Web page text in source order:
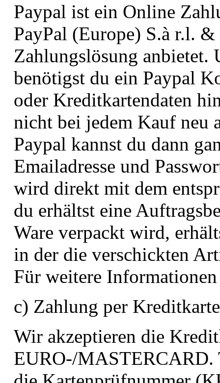
Paypal ist ein Online
PayPal (Europe) S.à r.l.
Zahlungslösung anbietet.
benötigst du ein Paypal
oder Kreditkartendaten
nicht bei jedem Kauf neu
Paypal kannst du dann
Emailadresse und
wird direkt mit dem
du erhältst eine
Ware verpackt wird,
in der die verschickten
Für weitere
c) Zahlung per Kreditkarte
Wir akzeptieren die
EURO-/MASTERCARD.